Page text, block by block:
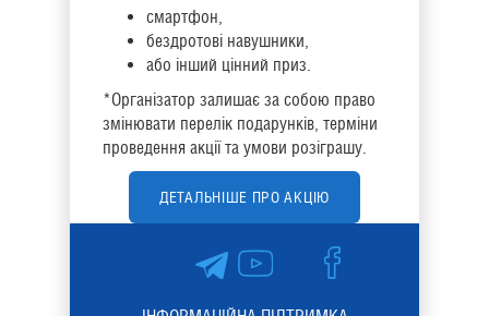
смартфон,
бездротові навушники,
або інший цінний приз.
*Організатор залишає за собою право
змінювати перелік подарунків, терміни
проведення акції та умови розіграшу.
ДЕТАЛЬНІШЕ ПРО АКЦІЮ